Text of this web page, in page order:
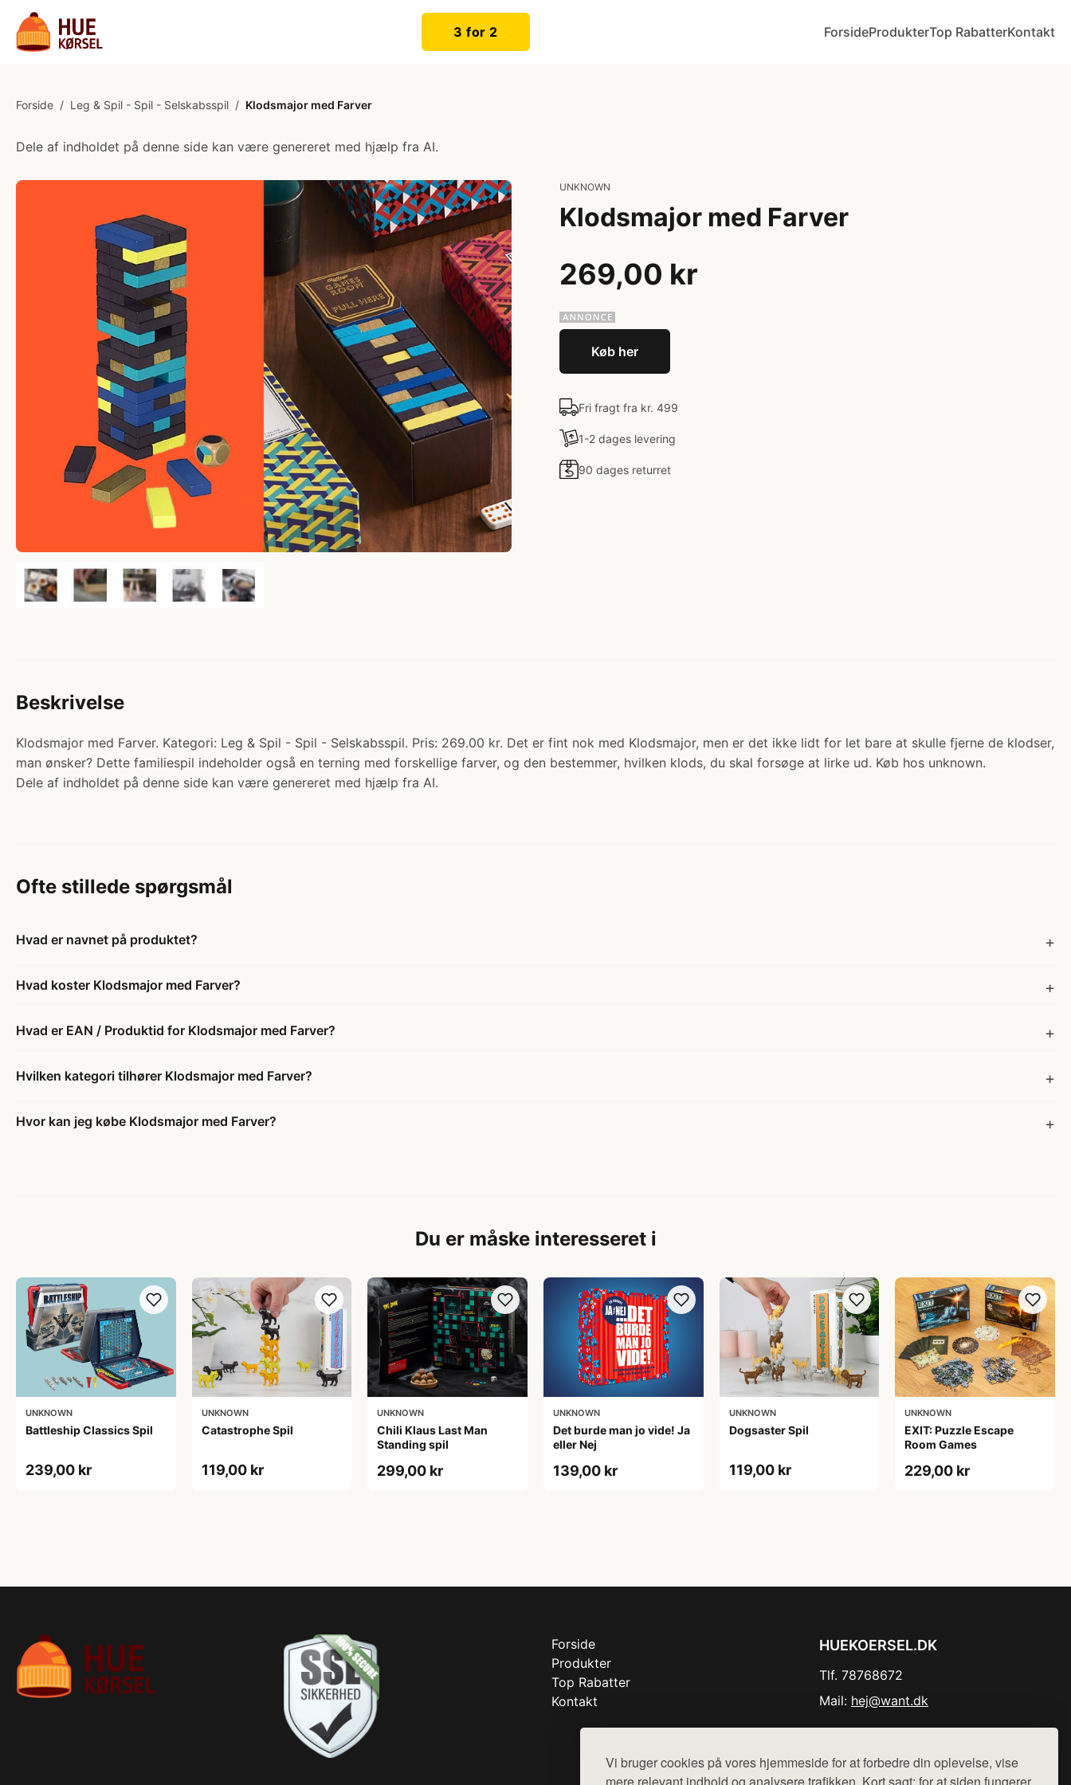
Vi bruger cookies på vores hjemmeside for at forbedre din oplevelse, vise
3 for 2 ForsideProdukterTop RabatterKontakt
Forside / Leg & Spil - Spil - Selskabsspil / Klodsmajor med Farver
Dele af indholdet på denne side kan være genereret med hjælp fra AI.
UNKNOWN
Klodsmajor med Farver
269,00 kr
Køb her
Fri fragt fra kr. 499
1-2 dages levering
90 dages returret
Beskrivelse
Klodsmajor med Farver. Kategori: Leg & Spil - Spil - Selskabsspil. Pris: 269.00 kr. Det er fint nok med Klodsmajor, men er det ikke lidt for let bare at skulle fjerne de klodser,
man ønsker? Dette familiespil indeholder også en terning med forskellige farver, og den bestemmer, hvilken klods, du skal forsøge at lirke ud. Køb hos unknown.
Dele af indholdet på denne side kan være genereret med hjælp fra AI.
Ofte stillede spørgsmål
Hvad er navnet på produktet?
Hvad koster Klodsmajor med Farver?
Hvad er EAN / Produktid for Klodsmajor med Farver?
Hvilken kategori tilhører Klodsmajor med Farver?
Hvor kan jeg købe Klodsmajor med Farver?
Du er måske interesseret i
UNKNOWN
Battleship Classics Spil
239,00 kr
UNKNOWN
Catastrophe Spil
119,00 kr
UNKNOWN
Chili Klaus Last Man
Standing spil
299,00 kr
UNKNOWN
Det burde man jo vide! Ja
eller Nej
139,00 kr
UNKNOWN
Dogsaster Spil
119,00 kr
UNKNOWN
EXIT: Puzzle Escape
Room Games
229,00 kr
Forside
Produkter
Top Rabatter
Kontakt
HUEKOERSEL.DK
Tlf. 78768672
Mail: hej@want.dk